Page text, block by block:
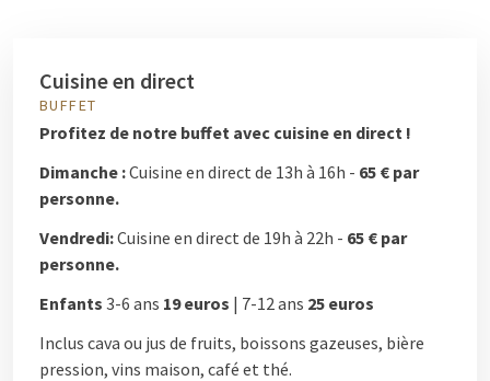
Cuisine en direct
BUFFET
Profitez de notre buffet avec cuisine en direct !
Dimanche :Cuisine en direct de 13h à 16h - 65 € par
personne.
Vendredi:Cuisine en direct de 19h à 22h - 65 € par
personne.
Enfants 3-6 ans 19 euros | 7-12 ans 25 euros
Inclus cava ou jus de fruits, boissons gazeuses, bière
pression, vins maison, café et thé.